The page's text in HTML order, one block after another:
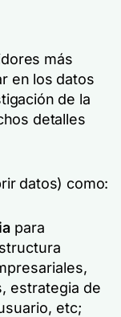
más
en los datos
de la
detalles
datos) como:
para
estrategia de
etc;